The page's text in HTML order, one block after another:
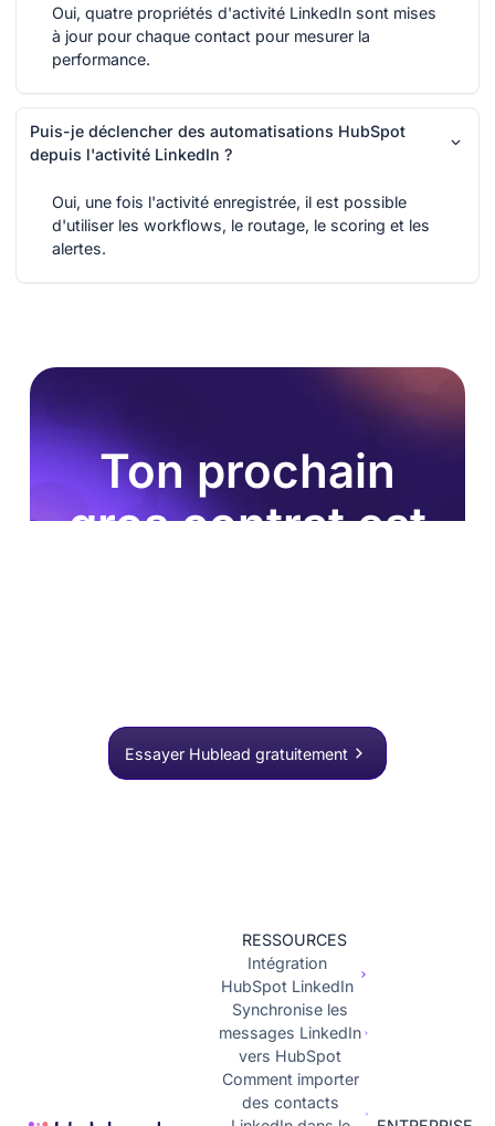
Oui, quatre propriétés d'activité LinkedIn sont mises
à jour pour chaque contact pour mesurer la
performance.
Puis-je déclencher des automatisations HubSpot
depuis l'activité LinkedIn ?
Oui, une fois l'activité enregistrée, il est possible
d'utiliser les workflows, le routage, le scoring et les
alertes.
Ton prochain
gros contrat est
Essayer Hublead gratuitement
RESSOURCES
Intégration
HubSpot LinkedIn
Synchronise les
messages LinkedIn
vers HubSpot
Comment importer
des contacts